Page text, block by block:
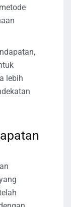
lebih